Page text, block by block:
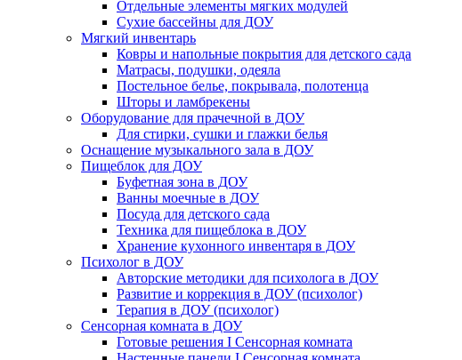
Отдельные элементы мягких модулей
Сухие бассейны для ДОУ
Мягкий инвентарь
Ковры и напольные покрытия для детского сада
Матрасы, подушки, одеяла
Постельное белье, покрывала, полотенца
Шторы и ламбрекены
Оборудование для прачечной в ДОУ
Для стирки, сушки и глажки белья
Оснащение музыкального зала в ДОУ
Пищеблок для ДОУ
Буфетная зона в ДОУ
Ванны моечные в ДОУ
Посуда для детского сада
Техника для пищеблока в ДОУ
Хранение кухонного инвентаря в ДОУ
Психолог в ДОУ
Авторские методики для психолога в ДОУ
Развитие и коррекция в ДОУ (психолог)
Терапия в ДОУ (психолог)
Сенсорная комната в ДОУ
Готовые решения I Сенсорная комната